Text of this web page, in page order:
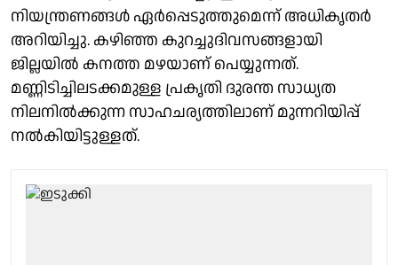
നിയന്ത്രണങ്ങൾ ഏർപ്പെടുത്തുമെന്ന് അധികൃതർ
അറിയിച്ചു. കഴിഞ്ഞ കുറച്ചുദിവസങ്ങളായി
ജില്ലയിൽ കനത്ത മഴയാണ് പെയ്യുന്നത്.
മണ്ണിടിച്ചിലടക്കമുള്ള പ്രകൃതി ദുരന്ത സാധ്യത
നിലനിൽക്കുന്ന സാഹചര്യത്തിലാണ് മുന്നറിയിപ്പ്
നൽകിയിട്ടുള്ളത്.